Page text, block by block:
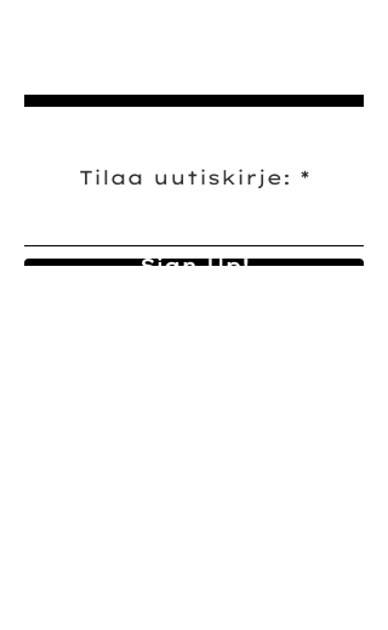
Tilaa uutiskirje:
Sign Up!